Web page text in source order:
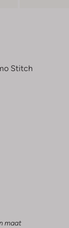
Stitch
maat